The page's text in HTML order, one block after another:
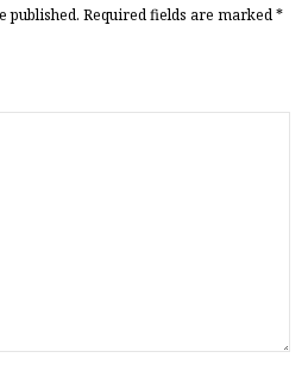
published. Required fields are marked*